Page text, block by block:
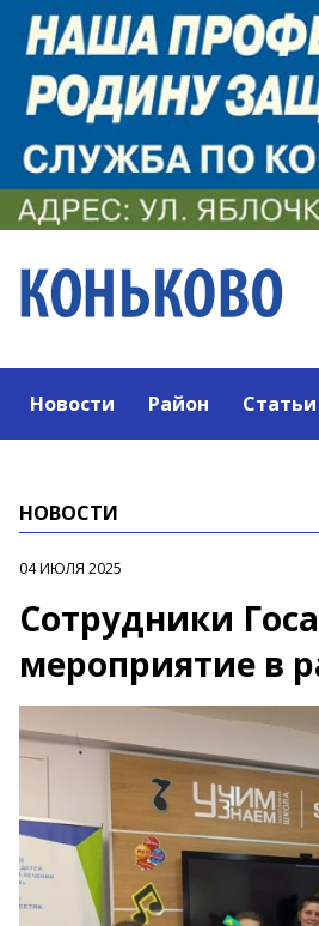
Новости Район Статьи
НОВОСТИ
04 ИЮЛЯ 2025
Сотрудники
мероприятие в